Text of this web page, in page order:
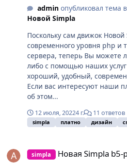
adminопубликовал тема в
Новой Simpla
Поскольку сам движок
современного уровня php и
сервера, теперь Вы можете
либо с помощью наших услуг
хороший, удобный,
Если вас интересуют наши
об этом...
12 июля, 20224 г. 11 ответов
simpla платно дизайн
simpla Новая Simpla b5-